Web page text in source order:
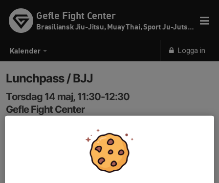
Kalender Logga in
Gefle Fight Center
Brasiliansk Jiu-Jitsu, Muay Thai, Sport Ju-Jutsu & SW
Lunchpass / BJJ
Torsdag 14 maj, 11:30-12:30
Gefle Fight Center
Håll koll på passet utifall det ställs in pga för få anmälda
eller något annat konstigt.